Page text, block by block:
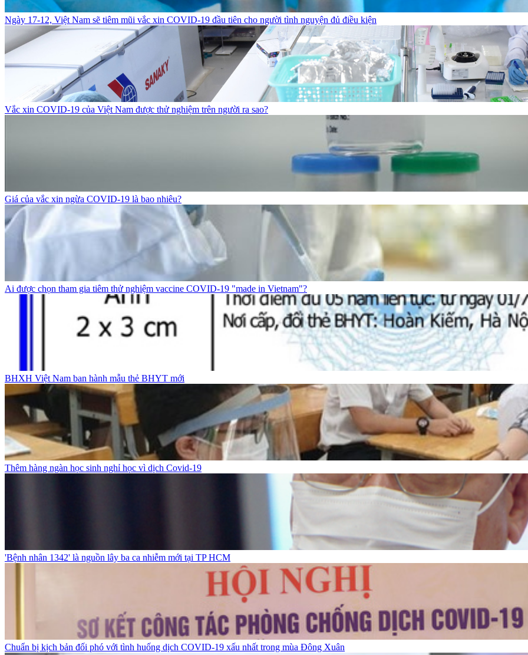
Ngày 17-12, Việt Nam sẽ tiêm mũi vắc xin COVID-19 đầu tiên cho người tình nguyện đủ điều kiện
Vắc xin COVID-19 của Việt Nam được thử nghiệm trên người ra sao?
Giá của vắc xin ngừa COVID-19 là bao nhiêu?
Ai được chọn tham gia tiêm thử nghiệm vaccine COVID-19 "made in Vietnam"?
BHXH Việt Nam ban hành mẫu thẻ BHYT mới
Thêm hàng ngàn học sinh nghỉ học vì dịch Covid-19
'Bệnh nhân 1342' là nguồn lây ba ca nhiễm mới tại TP HCM
Chuẩn bị kịch bản đối phó với tình huống dịch COVID-19 xấu nhất trong mùa Đông Xuân